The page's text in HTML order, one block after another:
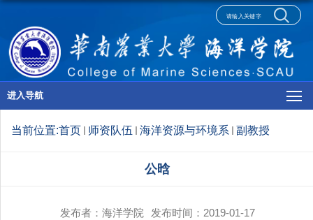
进入导航
当前位置:首页 师资队伍 海洋资源与环境系 副教授
公晗
发布者：海洋学院 发布时间：2019-01-17